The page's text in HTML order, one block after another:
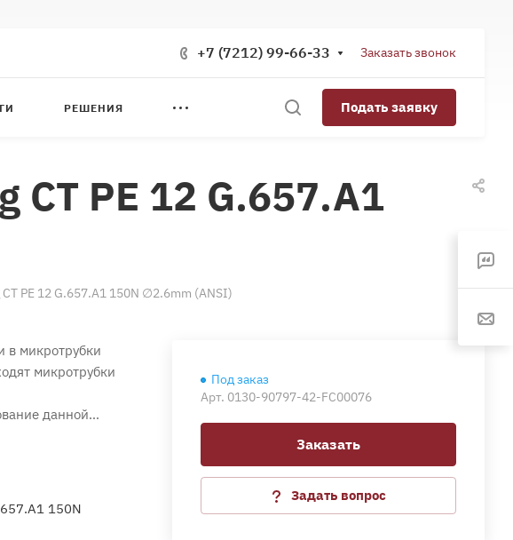
+7 (7212) 99-66-33 Заказать звонок
РЕШЕНИЯ Подать заявку
PE 12 G.657.A1
PE 12 G.657.A1 150N ∅2.6mm (ANSI)
Под заказ
Арт. 0130-90797-42-FC00076
Заказать
Задать вопрос
в микротрубки
микротрубки
данной
на последней
150N